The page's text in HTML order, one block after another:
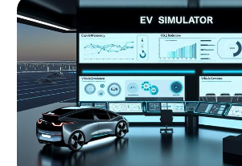
MOOVマガジン利用規約
お問合せ
人材募集（ライター、配車スタッフ、デザイナー）